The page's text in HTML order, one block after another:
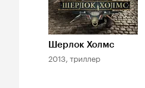
Шерлок Холмс
2013, триллер